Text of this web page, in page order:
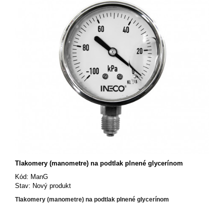
Tlakomery (manometre) na podtlak plnené glycerínom
Kód: ManG
Stav: Nový produkt
Tlakomery (manometre) na podtlak plnené glycerínom